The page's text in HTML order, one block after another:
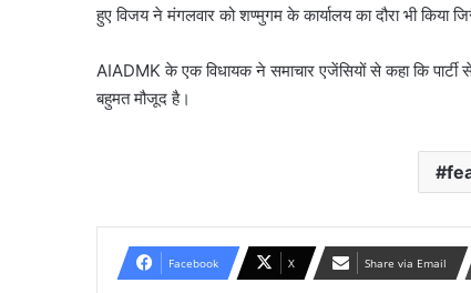
हुए विजय ने मंगलवार को शण्मुगम के कार्यालय का दौरा भी
AIADMK के एक विधायक ने समाचार एजेंसियों से कहा कि पार्टी
बहुमत मौजूद है।
Facebook X Share via Email